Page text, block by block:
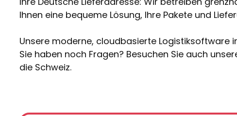
Ihnen eine bequeme Lösung, Ihre Pakete und
Unsere moderne, cloudbasierte Logistiksoftware
Sie haben noch Fragen? Besuchen Sie auch
die Schweiz.